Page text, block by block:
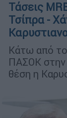
Τάσεις
Τσίπρα -
Κάτω από
ΠΑΣΟΚ στην
θέση η